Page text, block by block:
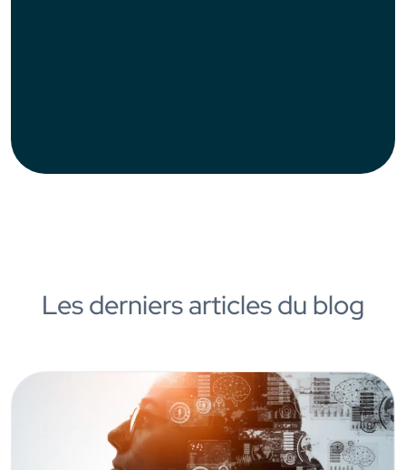
Les derniers articles du blog